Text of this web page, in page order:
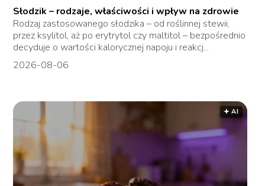
Słodzik – rodzaje, właściwości i wpływ na zdrowie
Rodzaj zastosowanego słodzika – od roślinnej stewii,
przez ksylitol, aż po erytrytol czy maltitol – bezpośrednio
decyduje o wartości kalorycznej napoju i reakcj...
2026-08-06
🟅 AI